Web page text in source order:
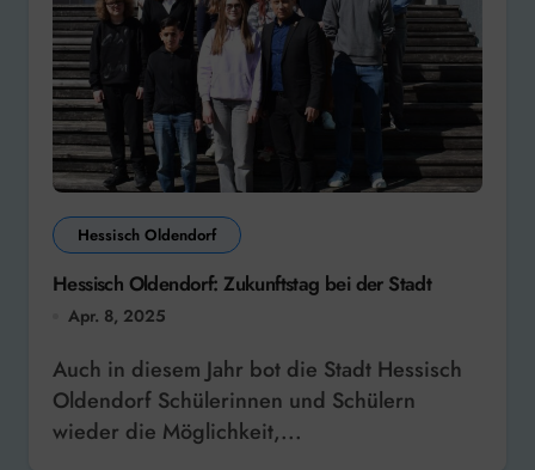
Hessisch Oldendorf
Hessisch Oldendorf: Zukunftstag bei der Stadt
Apr. 8, 2025
Auch in diesem Jahr bot die Stadt Hessisch
Oldendorf Schülerinnen und Schülern
wieder die Möglichkeit,...